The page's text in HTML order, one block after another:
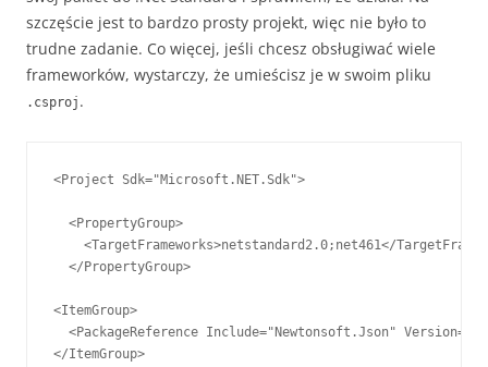
szczęście jest to bardzo prosty projekt, więc nie było to
trudne zadanie. Co więcej, jeśli chcesz obsługiwać wiele
frameworków, wystarczy, że umieścisz je w swoim pliku
.csproj .
<Project Sdk="Microsoft.NET.Sdk">
  <PropertyGroup>
<TargetFrameworks>netstandard2.0;net461</
  </PropertyGroup>
<ItemGroup>
<PackageReference Include="Newtonsoft.Json"
</ItemGroup>